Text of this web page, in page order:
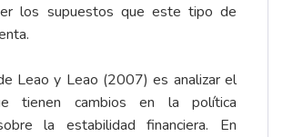
los supuestos que este tipo de
Leao y Leao (2007) es analizar el
tienen cambios en la política
la estabilidad financiera. En